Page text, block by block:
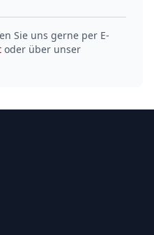
Sie uns gerne per E-
oder über unser